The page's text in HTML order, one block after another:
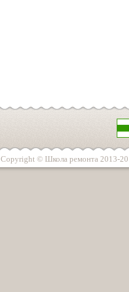
Copyright © Школа ремонта 2013-